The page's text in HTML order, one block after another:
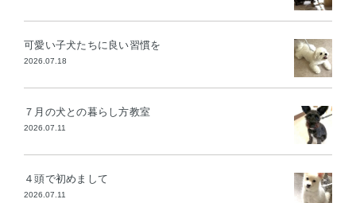
可愛い子犬たちに良い習慣を
2026.07.18
７月の犬との暮らし方教室
2026.07.11
４頭で初めまして
2026.07.11